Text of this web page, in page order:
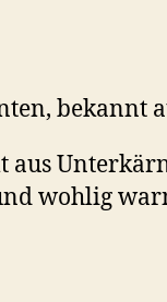
bekannt
aus
wohlig